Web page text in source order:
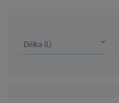
Délka (L)